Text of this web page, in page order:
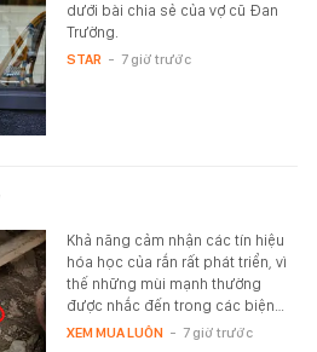
dưới bài chia sẻ của vợ cũ Đan
Trường.
STAR - 7 giờ trước
Khả năng cảm nhận các tín hiệu
hóa học của rắn rất phát triển, vì
thế những mùi mạnh thường
được nhắc đến trong các biện…
XEM MUA LUÔN - 7 giờ trước